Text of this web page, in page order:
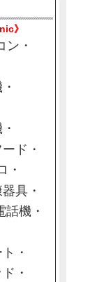
》
ン
ド
器具
話機